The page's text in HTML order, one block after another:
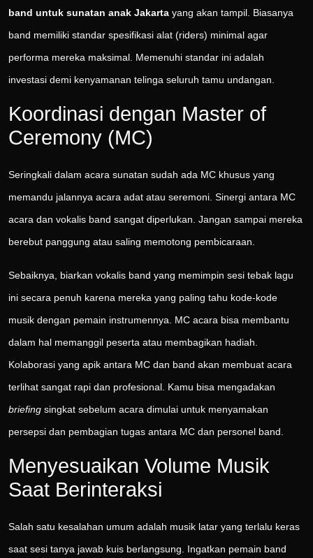
band untuk sunatan anak Jakarta yang akan tampil. Biasanya
band memiliki standar spesifikasi alat (riders) minimal agar
performa mereka maksimal. Memenuhi standar ini adalah
investasi demi kenyamanan telinga seluruh tamu undangan.
Koordinasi dengan Master of
Ceremony (MC)
Seringkali dalam acara sunatan sudah ada MC khusus yang
memandu jalannya acara adat atau seremoni. Sinergi antara MC
acara dan vokalis band sangat diperlukan. Jangan sampai mereka
berebut panggung atau saling memotong pembicaraan.
Sebaiknya, biarkan vokalis band yang memimpin sesi tebak lagu
ini secara penuh karena mereka yang paling tahu kode-kode
musik dengan pemain instrumennya. MC acara bisa membantu
dalam hal memanggil peserta atau membagikan hadiah.
Kolaborasi yang apik antara MC dan band akan membuat acara
terlihat sangat rapi dan profesional. Kamu bisa mengadakan
briefing singkat sebelum acara dimulai untuk menyamakan
persepsi dan pembagian tugas antara MC dan personel band.
Menyesuaikan Volume Musik
Saat Berinteraksi
Salah satu kesalahan umum adalah musik latar yang terlalu keras
saat sesi tanya jawab kuis berlangsung. Ingatkan pemain band